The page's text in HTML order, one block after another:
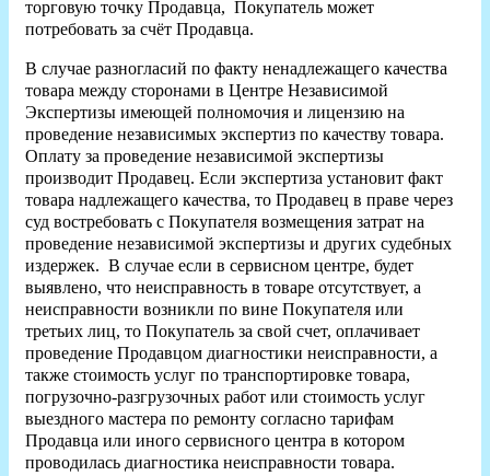
торговую точку Продавца, Покупатель может
потребовать за счёт Продавца.
В случае разногласий по факту ненадлежащего качества
товара между сторонами в Центре Независимой
Экспертизы имеющей полномочия и лицензию на
проведение независимых экспертиз по качеству товара.
Оплату за проведение независимой экспертизы
производит Продавец. Если экспертиза установит факт
товара надлежащего качества, то Продавец в праве через
суд востребовать с Покупателя возмещения затрат на
проведение независимой экспертизы и других судебных
издержек. В случае если в сервисном центре, будет
выявлено, что неисправность в товаре отсутствует, а
неисправности возникли по вине Покупателя или
третьих лиц, то Покупатель за свой счет, оплачивает
проведение Продавцом диагностики неисправности, а
также стоимость услуг по транспортировке товара,
погрузочно-разгрузочных работ или стоимость услуг
выездного мастера по ремонту согласно тарифам
Продавца или иного сервисного центра в котором
проводилась диагностика неисправности товара.